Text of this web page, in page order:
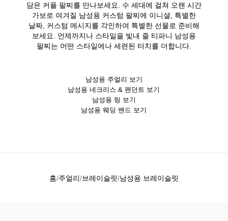
담은 커플 팔찌를 만나보세요. 수 세대에 걸쳐 오랜 시간
가보로 여겨질 남성용 커스텀 팔찌에 이니셜, 특별한
날짜, 커스텀 메시지를 각인하여 특별한 선물로 준비해
보세요. 언제까지나 스타일을 빛내 줄 티파니 남성용
팔찌는 어떤 스타일에나 세련된 터치를 더합니다.
남성용 주얼리 보기
남성용 네크리스 & 펜던트 보기
남성용 링 보기
남성용 웨딩 밴드 보기
홈 주얼리 브레이슬릿 남성용 브레이슬릿